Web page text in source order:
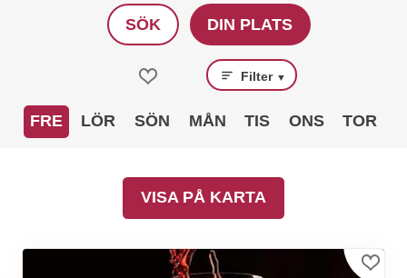
SÖK DIN PLATS
Filter ▼
FRE LÖR SÖN MÅN TIS ONS TOR
VISA PÅ KARTA